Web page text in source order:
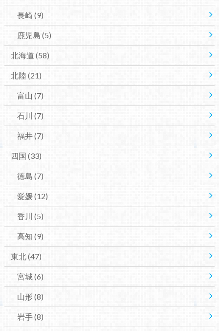
長崎(9)
鹿児島 (5)
北海道 (58)
北陸 (21)
富山 (7)
石川 (7)
福井(7)
四国 (33)
徳島 (7)
愛媛(12)
香川 (5)
高知 (9)
東北(47)
宮城(6)
山形 (8)
岩手(8)